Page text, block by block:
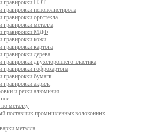
гравировки ПЭТ
гравировки пенополистирола
гравировки оргстекла
гравировки металла
гравировки МДФ
гравировки кожи
гравировки картона
гравировки дерева
гравировки двухстороннего пластика
гравировки гофрокартона
гравировки бумаги
гравировки акрила
и резки алюминия
металлу
поставщик промышленных волоконных
металла